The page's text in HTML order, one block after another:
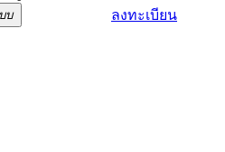
บ
ลงทะเบียน